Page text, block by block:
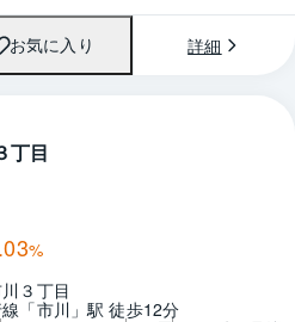
お気に入り 詳細
1 / 0 間取り
丁目
%
３丁目
「市川」駅 徒歩12分